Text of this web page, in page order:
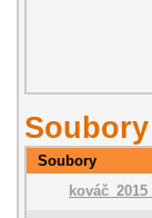
Soubory